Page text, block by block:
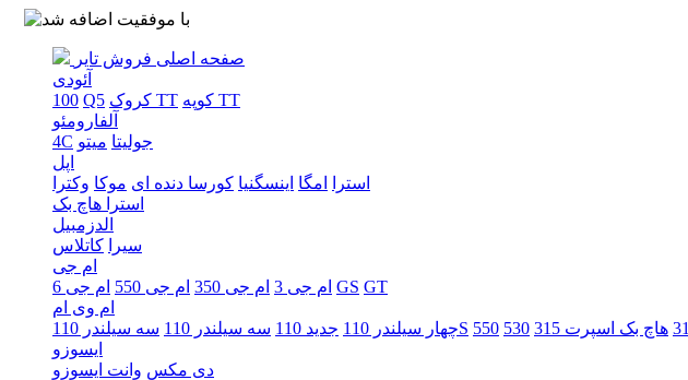
صفحه اصلی فروش تایر
آئودی
100 Q5 کروک TT
کوپه TT
آلفارومئو
4C
جولیتا میتو
اپل
استرا
امگا اینسگنیا کورسا دنده ای موکا وکترا
استرا هاچ بک
الدزمبیل
سیرا
کاتلاس
ام جی
ام جی 3
ام جی 350 ام جی 550 ام جی 6 GS GT
ام وی ام
چهار سیلندر 110
جدید 110 سه سیلندر 110 سه سیلندر 110S هاچ بک اسپرت 315 530
550
ایسوزو
دی مکس وانت ایسوزو